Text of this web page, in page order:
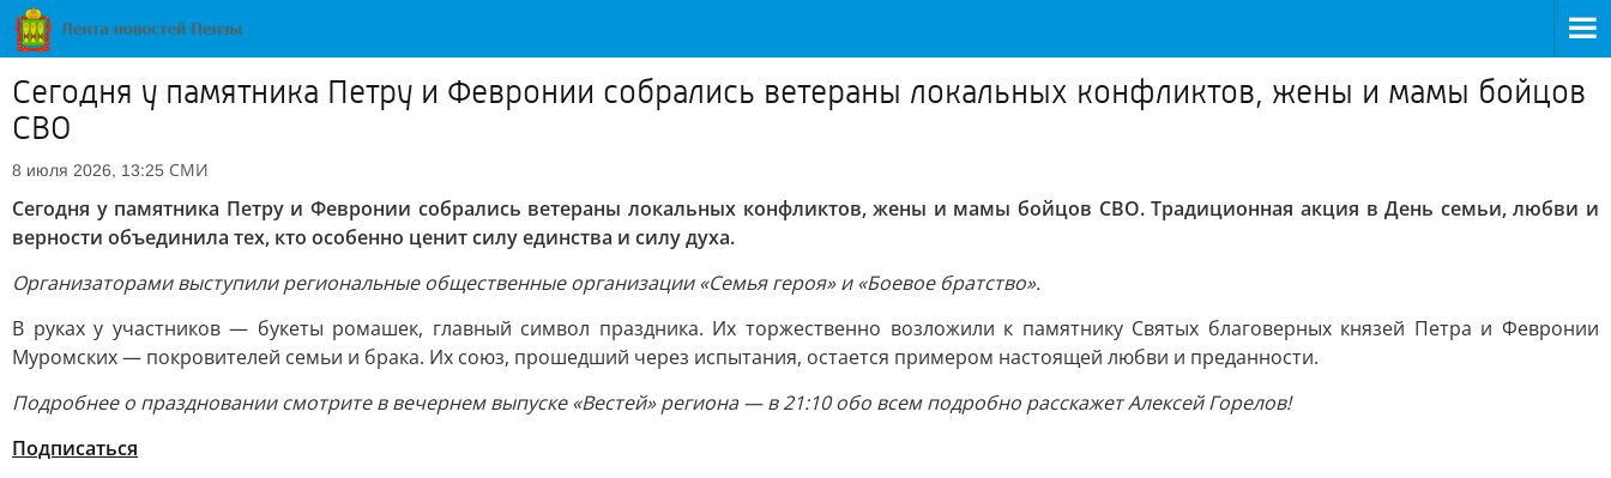
Сегодня у памятника Петру и Февронии собрались ветераны локальных конфликтов, жены и мамы бойцов
СВО
8 июля 2026, 13:25 СМИ
Сегодня у памятника Петру и Февронии собрались ветераны локальных конфликтов, жены и мамы бойцов СВО. Традиционная акция в День семьи, любви и
верности объединила тех, кто особенно ценит силу единства и силу духа.
Организаторами выступили региональные общественные организации «Семья героя» и «Боевое братство».
В руках у участников — букеты ромашек, главный символ праздника. Их торжественно возложили к памятнику Святых благоверных князей Петра и Февронии
Муромских — покровителей семьи и брака. Их союз, прошедший через испытания, остается примером настоящей любви и преданности.
Подробнее о праздновании смотрите в вечернем выпуске «Вестей» региона — в 21:10 обо всем подробно расскажет Алексей Горелов!
Подписаться